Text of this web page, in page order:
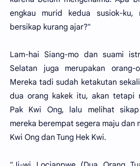
engkau murid kedua susiok-ku,
bersikap kurang ajar?"
Lam-hai Siang-mo dan suami
Selatan juga merupakan orang-
Mereka tadi sudah ketakutan
dua orang kakek itu, akan tetapi
Pak Kwi Ong, lalu melihat
mereka berempat segera maju dan
Kwi Ong dan Tung Hek Kwi.